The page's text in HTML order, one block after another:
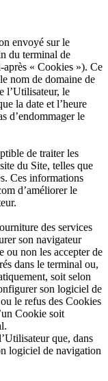
envoyé sur le
du terminal de
« Cookies »). Ce
nom de domaine de
l’Utilisateur, le
la date et l’heure
d’endommager le
de traiter les
du Site, telles que
Ces informations
d’améliorer le
des services
son navigateur
ou non les accepter de
dans le terminal ou,
soit selon
son logiciel de
le refus des Cookies
Cookie soit
que, dans
logiciel de navigation